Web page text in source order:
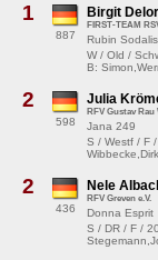
1
887
Birgit
FIRST-TEAM
Rubin Sodalis
W / Old /
B:
2
598
Julia
RFV Gustav Rau
Jana 249
S / Westf / F
Wibbecke,Dirk
2
436
Nele
RFV Greven e.V.
Donna Esprit
S / DR / F /